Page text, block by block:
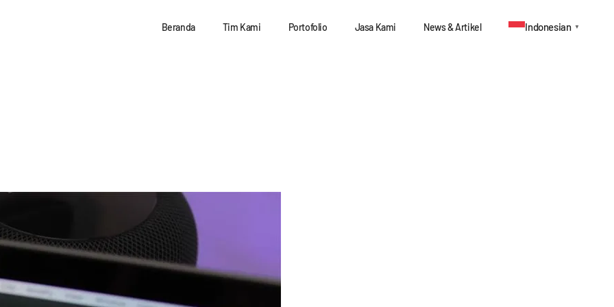
Beranda Tim Kami Portofolio Jasa Kami News & Artikel Indonesian ▼